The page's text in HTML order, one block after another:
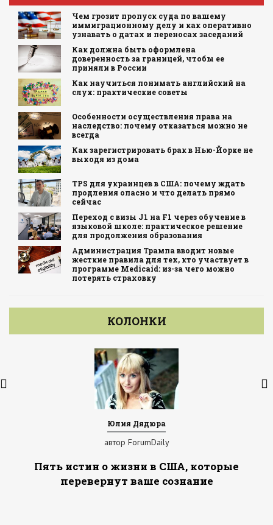
Чем грозит пропуск суда по вашему
иммиграционному делу и как оперативно
узнавать о датах и переносах заседаний
Как должна быть оформлена
доверенность за границей, чтобы ее
приняли в России
Как научиться понимать английский на
слух: практические советы
Особенности осуществления права на
наследство: почему отказаться можно не
всегда
Как зарегистрировать брак в Нью-Йорке не
выходя из дома
TPS для украинцев в США: почему ждать
продления опасно и что делать прямо
сейчас
Переход с визы J1 на F1 через обучение в
языковой школе: практическое решение
для продолжения образования
Администрация Трампа вводит новые
жесткие правила для тех, кто участвует в
программе Medicaid: из-за чего можно
потерять страховку
КОЛОНКИ
Юлия Дядюра
автор ForumDaily
Пять истин о жизни в США, которые
перевернут ваше сознание